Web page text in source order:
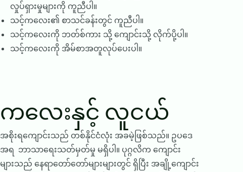
လှုပ်ရှားမှုများကို ကူညီပါ။
သင့်ကလေး၏ စာသင်ခန်းတွင် ကူညီပါ။
သင့်ကလေးကို ဘတ်စ်ကား သို့ ကျောင်းသို့ လိုက်ပို့ပါ။
သင့်ကလေးကို အိမ်စာအတူလုပ်ပေးပါ။
ကလေးနှင့် လူငယ်
အစိုးရကျောင်းသည် တစ်နိုင်ငံလုံး အခမဲ့ဖြစ်သည်။ ဥပဒေ
အရ ဘာသာရေးသတ်မှတ်မှု မရှိပါ။ ပုဂ္ဂလိက ကျောင်း
များသည် နေရာတော်တော်များများတွင် ရှိပြီး အချို့ကျောင်း